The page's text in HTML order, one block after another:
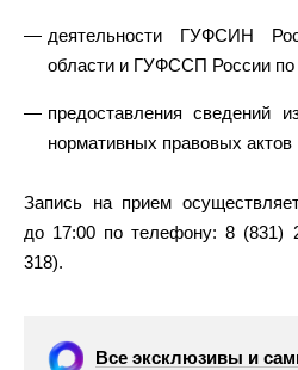
деятельности ГУФСИН
области и ГУФССП России по
предоставления сведений
нормативных правовых
Запись на прием
до 17:00 по телефону: 8 (831)
318).
Все эксклюзивы и